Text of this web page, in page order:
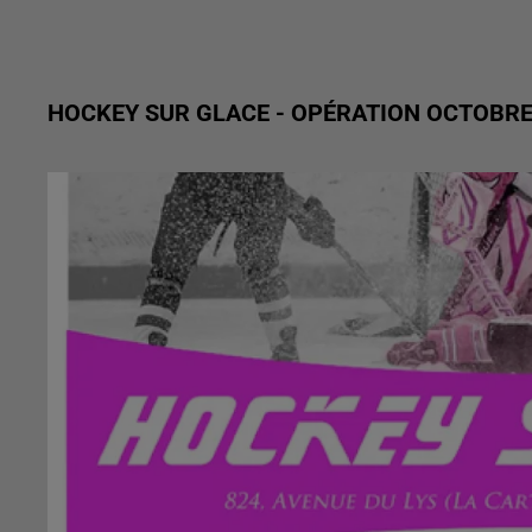
HOCKEY SUR GLACE - OPÉRATION